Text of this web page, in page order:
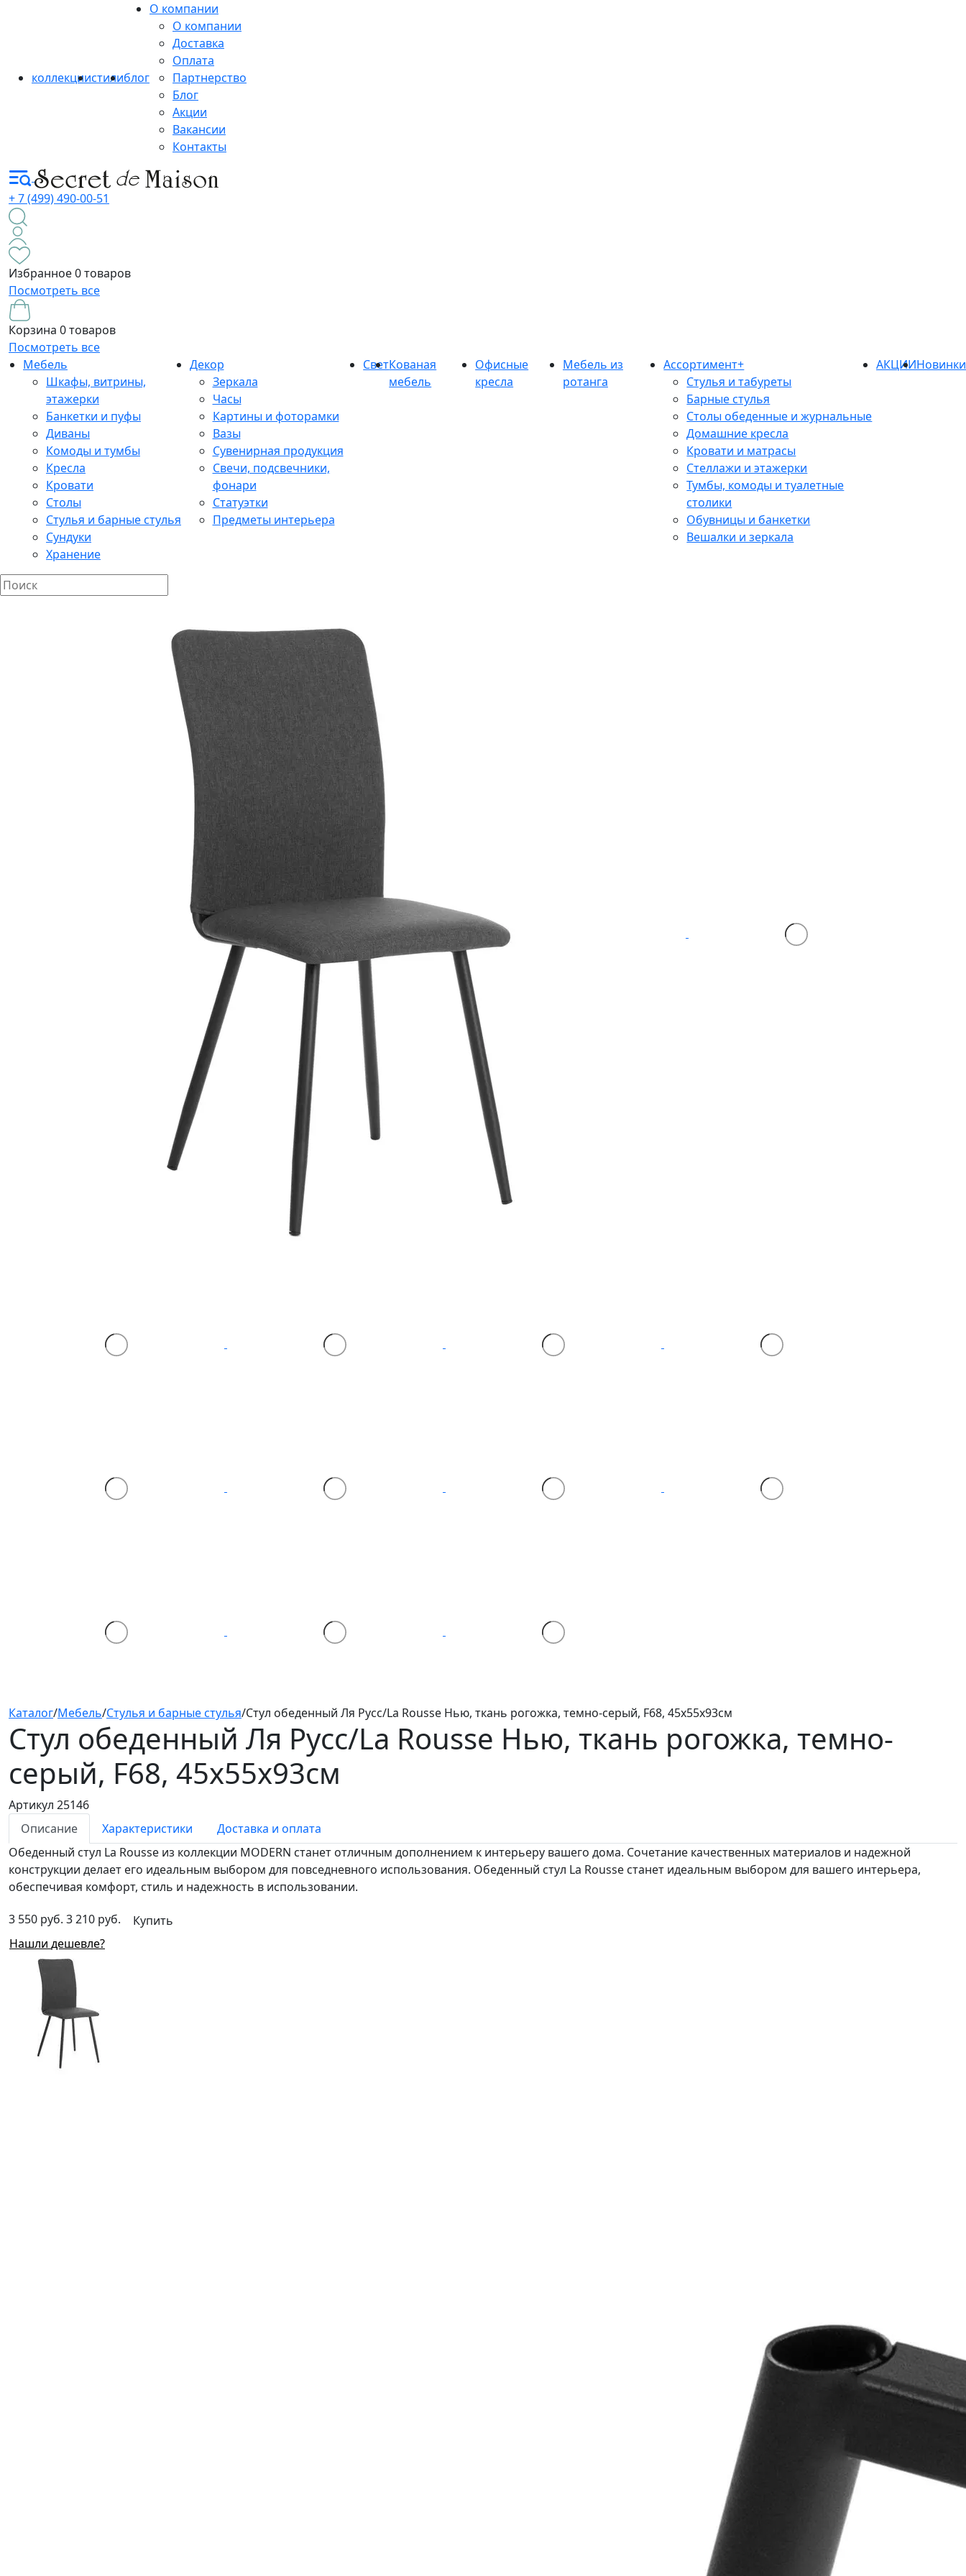
коллекциистилиблог
О компании
О компании
Доставка
Оплата
Партнерство
Блог
Акции
Вакансии
Контакты
+ 7 (499) 490-00-51
Избранное0 товаров
Посмотреть все
Корзина 0 товаров
Посмотреть все
Мебель
Шкафы, витрины,
этажерки
Банкетки и пуфы
Диваны
Комоды и тумбы
Кресла
Кровати
Столы
Стулья и барные стулья
Сундуки
Хранение
Декор
Зеркала
Часы
Картины и фоторамки
Вазы
Сувенирная продукция
Свечи, подсвечники,
фонари
Статуэтки
Предметы интерьера
СветКованая
мебель
Офисные
кресла
Мебель из
ротанга
Ассортимент+
Стулья и табуреты
Барные стулья
Столы обеденные и журнальные
Домашние кресла
Кровати и матрасы
Стеллажи и этажерки
Тумбы, комоды и туалетные
столики
Обувницы и банкетки
Вешалки и зеркала
АКЦИИНовинки
Каталог/Мебель/Стулья и барные стулья/Стул обеденный Ля Русс/La Rousse Нью, ткань рогожка, темно-серый, F68, 45х55х93см
Стул обеденный Ля Русс/La Rousse Нью, ткань рогожка, темно-
серый, F68, 45х55х93см
Артикул 25146
Описание
Характеристики
Доставка и оплата
Обеденный стул La Rousse из коллекции MODERN станет отличным дополнением к интерьеру вашего дома. Сочетание качественных материалов и надежной
конструкции делает его идеальным выбором для повседневного использования. Обеденный стул La Rousse станет идеальным выбором для вашего интерьера,
обеспечивая комфорт, стиль и надежность в использовании.
3 550 руб. 3 210 руб.
Купить
Нашли дешевле?